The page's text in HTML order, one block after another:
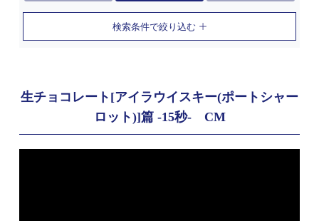
検索条件で絞り込む
生チョコレート[アイラウイスキー(ポートシャー
ロット)]篇 -15秒- CM